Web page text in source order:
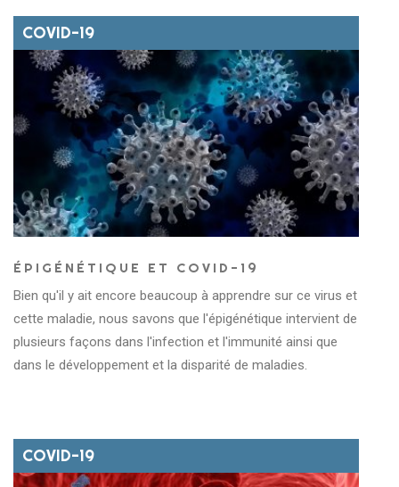
COVID-19
ÉPIGÉNÉTIQUE ET COVID-19
Bien qu'il y ait encore beaucoup à apprendre sur ce virus et
cette maladie, nous savons que l'épigénétique intervient de
plusieurs façons dans l'infection et l'immunité ainsi que
dans le développement et la disparité de maladies.
COVID-19